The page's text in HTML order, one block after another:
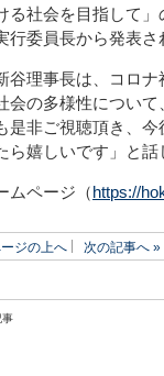
る社会を目指して
行委員長から発表さ
理事長は、コロ
会の多様性につい
是非ご視聴頂き、
ら嬉しいです」と話
ムページ（ https://
ジの上へ 次の記事へ »
事